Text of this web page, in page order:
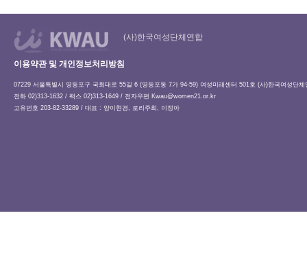
(사)한국여성단체연합
이용약관 및 개인정보처리방침
07229 서울특별시 영등포구 국회대로 55길 6 (영등포동 7가 94-59) 여성미래센터 501호 (사)한국여성단체
전화 02)313-1632 / 팩스 02)313-1649 / 전자우편 Kwau@women21.or.kr
고유번호 203-82-33289 / 대표 : 양이현경, 로리주희, 이정아